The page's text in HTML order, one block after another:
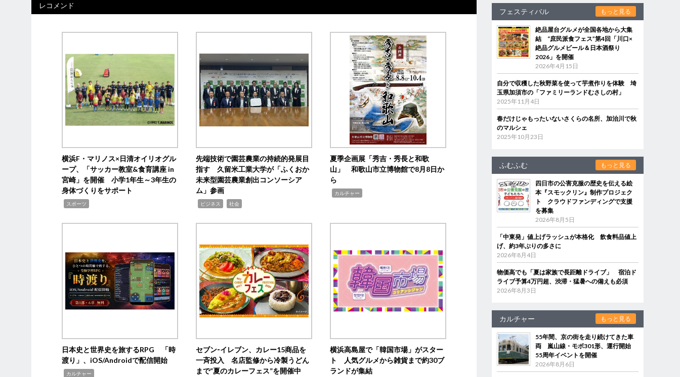
レコメンド
横浜F・マリノス×日清オイリオグル
ープ、「サッカー教室&食育講座 in
宮崎」を開催 小学1年生～3年生の
身体づくりをサポート
スポーツ
先端技術で園芸農業の持続的発展目
指す 久留米工業大学が「ふくおか
未来型園芸農業創出コンソーシア
ム」参画
ビジネス 社会
夏季企画展「秀吉・秀長と和歌
山」 和歌山市立博物館で8月8日か
ら
カルチャー
日本史と世界史を旅するRPG 「時
渡り」、iOS/Androidで配信開始
カルチャー
セブン‐イレブン、カレー15商品を
一斉投入 名店監修から冷製うどん
まで“夏のカレーフェス”を開催中
横浜高島屋で「韓国市場」がスター
ト 人気グルメから雑貨まで約30ブ
ランドが集結
フェスティバル もっと見る
絶品屋台グルメが全国各地から大集
結 “庶民派食フェス”第4回「川口×
絶品グルメビール＆日本酒祭り
2026」を開催
2026年4月15日
自分で収穫した秋野菜を使って芋煮作りを体験 埼
玉県加須市の「ファミリーランドむさしの村」
2025年11月4日
春だけじゃもったいないさくらの名所、加治川で秋
のマルシェ
2025年10月23日
ふむふむ もっと見る
四日市の公害克服の歴史を伝える絵
本『スモックリン』制作プロジェク
ト クラウドファンディングで支援
を募集
2026年8月5日
「中東発」値上げラッシュが本格化 飲食料品値上
げ、約3年ぶりの多さに
2026年8月4日
物価高でも「夏は家族で長距離ドライブ」 宿泊ド
ライブ予算4万円超、渋滞・猛暑への備えも必須
2026年8月3日
カルチャー もっと見る
55年間、京の街を走り続けてきた車
両 嵐山線・モボ301形、運行開始
55周年イベントを開催
2026年8月6日